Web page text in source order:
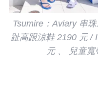
Tsumire：Aviary 串
趾高跟涼鞋 2190 元 /
元 、 兒童